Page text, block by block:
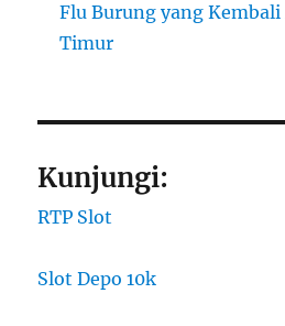
Flu Burung yang
Timur
Kunjungi:
RTP Slot
Slot Depo 10k